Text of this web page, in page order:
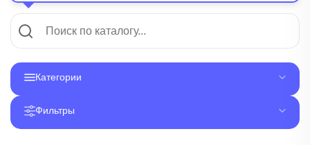
Canaan ElphaPex SHA-256 Scrypt X11
BTC LTC+DOGE ZEC
Категории
Фильтры